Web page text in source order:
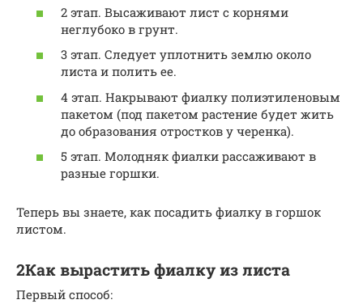
2 этап. Высаживают лист с корнями
неглубоко в грунт.
3 этап. Следует уплотнить землю около
листа и полить ее.
4 этап. Накрывают фиалку полиэтиленовым
пакетом (под пакетом растение будет жить
до образования отростков у черенка).
5 этап. Молодняк фиалки рассаживают в
разные горшки.
Теперь вы знаете, как посадить фиалку в горшок
листом.
2Как вырастить фиалку из листа
Первый способ: